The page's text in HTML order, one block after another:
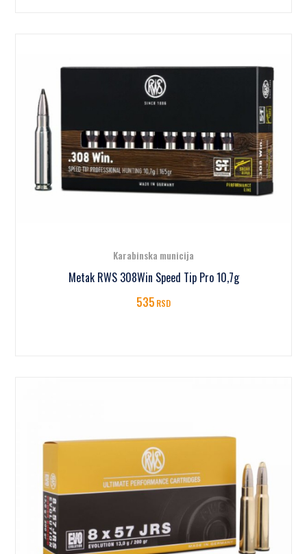
Karabinska municija
Metak RWS 308Win Speed Tip Pro 10,7g
535RSD